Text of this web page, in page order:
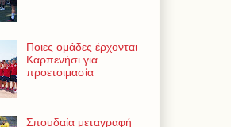
Ποιες ομάδες έρχονται
Καρπενήσι για
προετοιμασία
Σπουδαία μεταγραφή